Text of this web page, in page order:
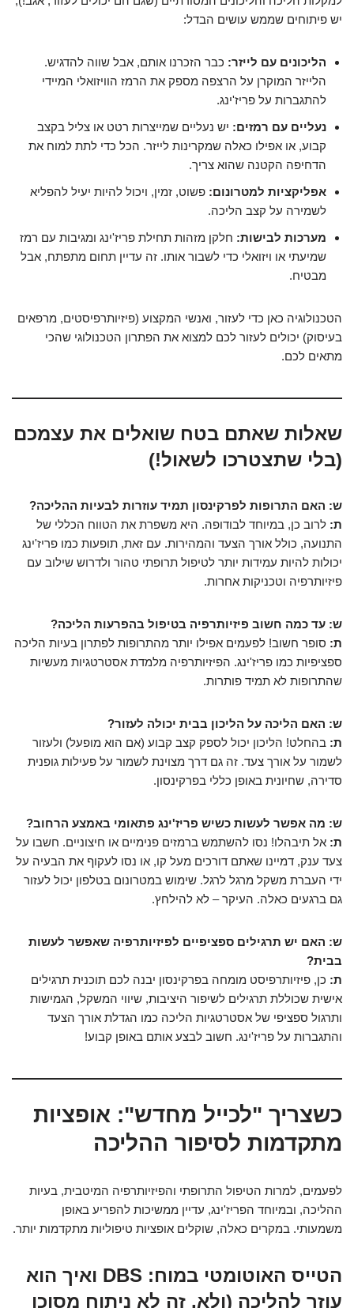
יש פיתוחים שממש עושים הבדל:
הליכונים עם לייזר: כבר הזכרנו אותם, אבל שווה להדגיש.
הלייזר המוקרן על הרצפה מספק את הרמז הוויזואלי המיידי
להתגברות על פריז'ינג.
נעליים עם רמזים: יש נעליים שמייצרות רטט או צליל בקצב
קבוע, או אפילו כאלה שמקרינות לייזר. הכל כדי לתת למוח את
הדחיפה הקטנה שהוא צריך.
אפליקציות למטרונום: פשוט, זמין, ויכול להיות יעיל להפליא
לשמירה על קצב הליכה.
מערכות לבישות: חלקן מזהות תחילת פריז'ינג ומגיבות עם רמז
שמיעתי או ויזואלי כדי לשבור אותו. זה עדיין תחום מתפתח, אבל
מבטיח.
הטכנולוגיה כאן כדי לעזור, ואנשי המקצוע (פיזיותרפיסטים, מרפאים
בעיסוק) יכולים לעזור לכם למצוא את הפתרון הטכנולוגי שהכי
מתאים לכם.
שאלות שאתם בטח שואלים את עצמכם
(בלי שתצטרכו לשאול!)
ש: האם התרופות לפרקינסון תמיד עוזרות לבעיות ההליכה?
ת: לרוב כן, במיוחד לבודופה. היא משפרת את הטווח הכללי של
התנועה, כולל אורך הצעד והמהירות. עם זאת, תופעות כמו פריז'ינג
יכולות להיות עמידות יותר לטיפול תרופתי טהור ולדרוש שילוב עם
פיזיותרפיה וטכניקות אחרות.
ש: עד כמה חשוב פיזיותרפיה בטיפול בהפרעות הליכה?
ת: סופר חשוב! לפעמים אפילו יותר מהתרופות לפתרון בעיות הליכה
ספציפיות כמו פריז'ינג. הפיזיותרפיה מלמדת אסטרטגיות מעשיות
שהתרופות לא תמיד פותרות.
ש: האם הליכה על הליכון בבית יכולה לעזור?
ת: בהחלט! הליכון יכול לספק קצב קבוע (אם הוא מופעל) ולעזור
לשמור על אורך צעד. זה גם דרך מצוינת לשמור על פעילות גופנית
סדירה, שחיונית באופן כללי בפרקינסון.
ש: מה אפשר לעשות כשיש פריז'ינג פתאומי באמצע הרחוב?
ת: אל תיבהלו! נסו להשתמש ברמזים פנימיים או חיצוניים. חשבו על
צעד ענק, דמיינו שאתם דורכים מעל קו, או נסו לעקוף את הבעיה על
ידי העברת משקל מרגל לרגל. שימוש במטרונום בטלפון יכול לעזור
גם ברגעים כאלה. העיקר – לא להילחץ.
ש: האם יש תרגילים ספציפיים לפיזיותרפיה שאפשר לעשות
בבית?
ת: כן, פיזיותרפיסט מומחה בפרקינסון יבנה לכם תוכנית תרגילים
אישית שכוללת תרגילים לשיפור היציבות, שיווי המשקל, הגמישות
ותרגול ספציפי של אסטרטגיות הליכה כמו הגדלת אורך הצעד
והתגברות על פריז'ינג. חשוב לבצע אותם באופן קבוע!
כשצריך "לכייל מחדש": אופציות
מתקדמות לסיפור ההליכה
לפעמים, למרות הטיפול התרופתי והפיזיותרפיה המיטבית, בעיות
ההליכה, ובמיוחד הפריז'ינג, עדיין ממשיכות להפריע באופן
משמעותי. במקרים כאלה, שוקלים אופציות טיפוליות מתקדמות יותר.
הטייס האוטומטי במוח: DBS ואיך הוא
עוזר להליכה (ולא, זה לא ניתוח מסוכן